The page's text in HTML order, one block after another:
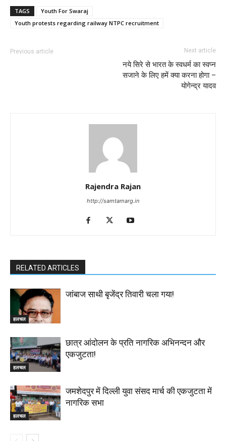
TAGS
Youth For Swaraj
Youth protests regarding railway NTPC recruitment
Previous article Next article
नये सिरे से भारत के स्वधर्म का स्वप्न
सजाने के लिए हमें क्या करना होगा –
योगेन्द्र यादव
Rajendra Rajan
http://samtamarg.in
RELATED ARTICLES
हलचल
जांबाज साथी बृजेंद्र तिवारी चला गया!
हलचल
छात्र आंदोलन के प्रति नागरिक अभिनन्दन और
एकजुटता!
हलचल
जमशेदपुर में दिल्ली युवा संसद मार्च की एकजुटता में
नागरिक सभा